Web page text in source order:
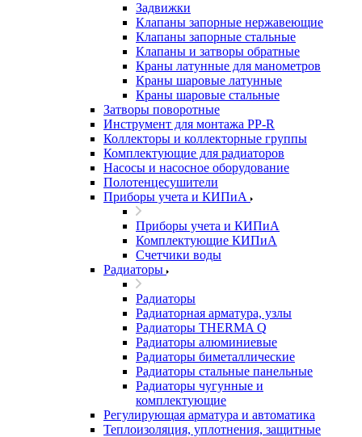
Задвижки
Клапаны запорные нержавеющие
Клапаны запорные стальные
Клапаны и затворы обратные
Краны латунные для манометров
Краны шаровые латунные
Краны шаровые стальные
Затворы поворотные
Инструмент для монтажа PP-R
Коллекторы и коллекторные группы
Комплектующие для радиаторов
Насосы и насосное оборудование
Полотенцесушители
Приборы учета и КИПиА
Приборы учета и КИПиА
Комплектующие КИПиА
Счетчики воды
Радиаторы
Радиаторы
Радиаторная арматура, узлы
Радиаторы THERMA Q
Радиаторы алюминиевые
Радиаторы биметаллические
Радиаторы стальные панельные
Радиаторы чугунные и
комплектующие
Регулирующая арматура и автоматика
Теплоизоляция, уплотнения, защитные